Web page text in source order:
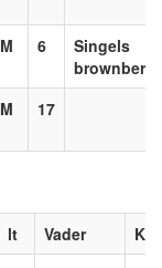
M 6
Singels
brownberry
M 17
lt Vader
Kl.